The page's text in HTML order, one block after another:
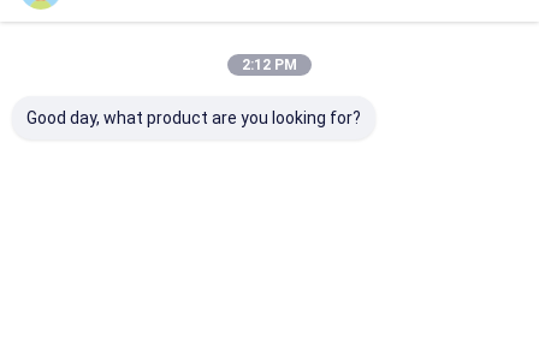
Sản Phẩm Khuyến Cáo
2:12 PM
Good day, what product are you looking for?